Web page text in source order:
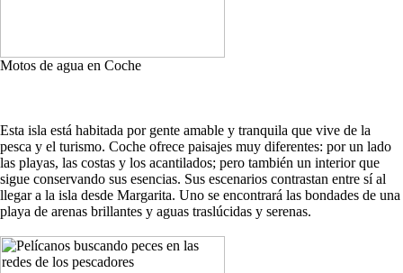
Motos de agua en Coche
Esta isla está habitada por gente amable y tranquila que vive de la
pesca y el turismo. Coche ofrece paisajes muy diferentes: por un lado
las playas, las costas y los acantilados; pero también un interior que
sigue conservando sus esencias. Sus escenarios contrastan entre sí al
llegar a la isla desde Margarita. Uno se encontrará las bondades de una
playa de arenas brillantes y aguas traslúcidas y serenas.